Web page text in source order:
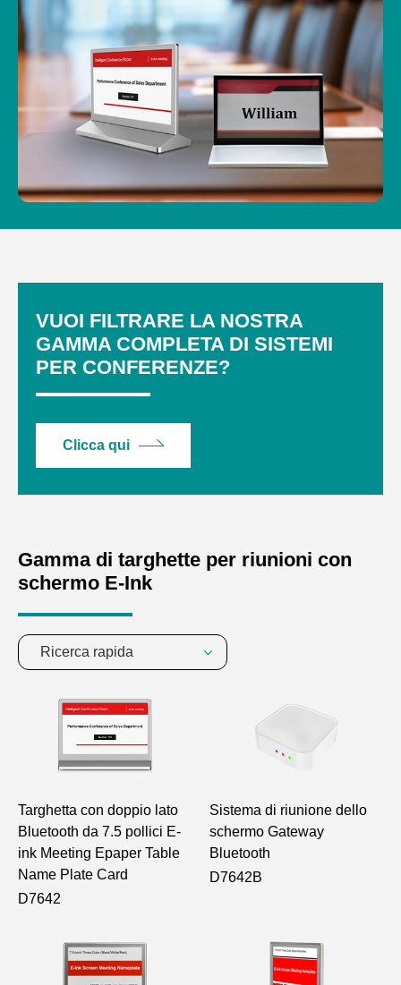
VUOI FILTRARE LA NOSTRA
GAMMA COMPLETA DI SISTEMI
PER CONFERENZE?
Clicca qui
Gamma di targhette per riunioni con
schermo E-Ink
Ricerca rapida
Targhetta con doppio lato
Bluetooth da 7.5 pollici E-
ink Meeting Epaper Table
Name Plate Card
D7642
Sistema di riunione dello
schermo Gateway
Bluetooth
D7642B